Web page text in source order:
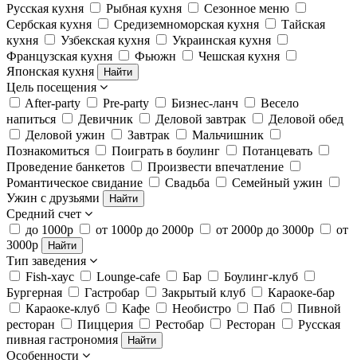
Русская кухня
Рыбная кухня
Сезонное меню
Сербская кухня
Средиземноморская кухня
Тайская
кухня
Узбекская кухня
Украинская кухня
Французская кухня
Фьюжн
Чешская кухня
Японская кухня
Найти
Цель посещения
After-party
Pre-party Бизнес-ланч
Весело
напиться
Девичник Деловой завтрак
Деловой обед
Деловой ужин
Завтрак
Мальчишник
Познакомиться
Поиграть в боулинг
Потанцевать
Проведение банкетов
Произвести впечатление
Романтическое свидание
Свадьба
Семейный ужин
Ужин с друзьями
Найти
Средний счет
до 1000р
от 1000р до 2000р от 2000р до 3000р
от
3000р
Найти
Тип заведения
Fish-хаус
Lounge-cafe Бар
Боулинг-клуб
Бургерная
Гастробар Закрытый клуб
Караоке-бар
Караоке-клуб
Кафе Необистро Паб
Пивной
ресторан
Пиццерия Рестобар Ресторан
Русская
пивная гастрономия
Найти
Особенности